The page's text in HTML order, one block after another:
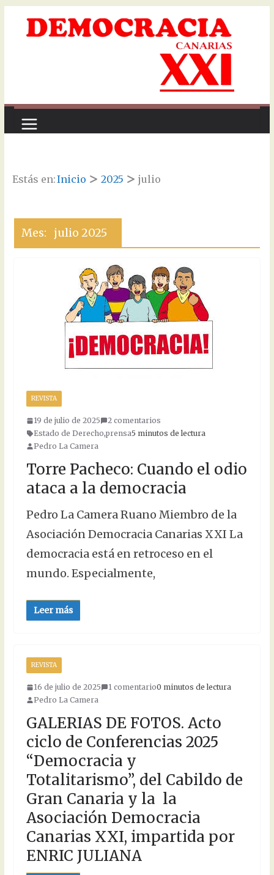
Saltar
Estás en:Inicio 2025 julio
Mes: julio 2025
REVISTA
19 de julio de 2025
2 comentarios
Estado de Derecho,prensa5 minutos de lectura
Pedro La Camera
Torre Pacheco: Cuando el odio
ataca a la democracia
Pedro La Camera Ruano Miembro de la
Asociación Democracia Canarias XXI La
democracia está en retroceso en el
mundo. Especialmente,
Leer más
REVISTA
16 de julio de 2025 1 comentario0 minutos de lectura
Pedro La Camera
GALERIAS DE FOTOS. Acto
ciclo de Conferencias 2025
“Democracia y
Totalitarismo”, del Cabildo de
Gran Canaria y la la
Asociación Democracia
Canarias XXI, impartida por
ENRIC JULIANA